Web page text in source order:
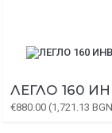
ЛЕГЛО 160
€880.00 (1,721.13